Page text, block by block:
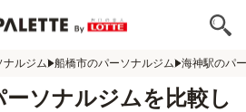
ナルジム 船橋市のパーソナルジム 海神駅のパ
ソナルジムを比較し